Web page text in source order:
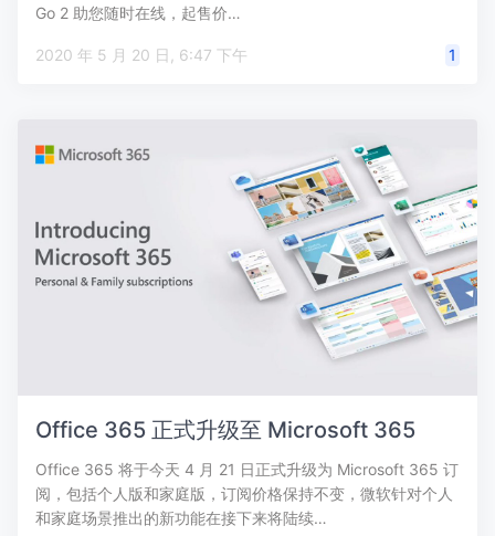
Go 2 助您随时在线，起售价…
2020 年 5 月 20 日, 6:47 下午 1
Office 365 正式升级至 Microsoft 365
Office 365 将于今天 4 月 21 日正式升级为 Microsoft 365 订
阅，包括个人版和家庭版，订阅价格保持不变，微软针对个人
和家庭场景推出的新功能在接下来将陆续…